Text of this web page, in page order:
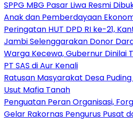
SPPG MBG Pasar Liwa Resmi
Anak dan Pemberdayaan
Peringatan HUT DPD RI ke-21,
Jambi Selenggarakan Donor
Warga Kecewa, Gubernur Dinilai
PT SAS di Aur Kenali
Ratusan Masyarakat Desa
Usut Mafia Tanah
Penguatan Peran Organisasi,
Gelar Rakornas Pengurus Pusat